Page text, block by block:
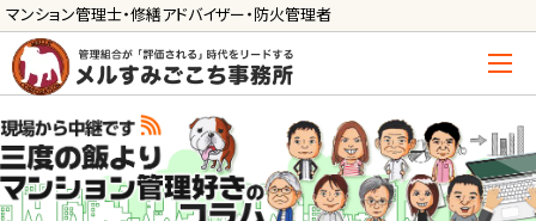
マンション管理士・修繕アドバイザー・防火管理者
管理士の活用方法
ご利用の流れ »